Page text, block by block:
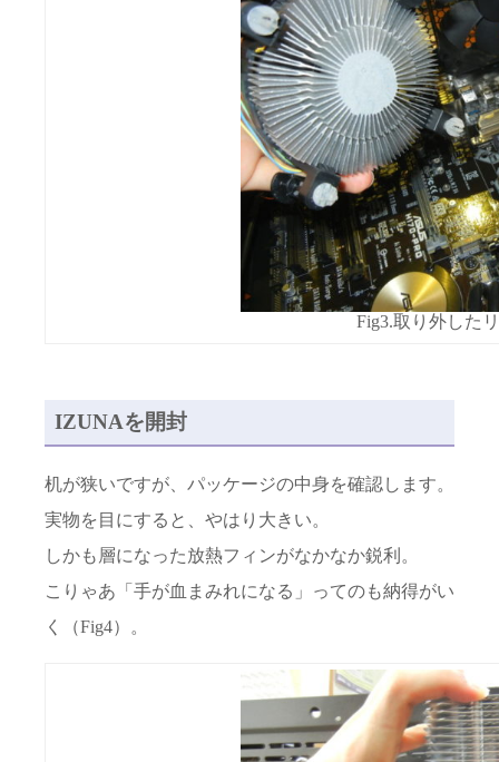
Fig3.取り外した
IZUNAを開封
机が狭いですが、パッケージの中身を確認します。
実物を目にすると、やはり大きい。
しかも層になった放熱フィンがなかなか鋭利。
こりゃあ「手が血まみれになる」ってのも納得がい
く（Fig4）。